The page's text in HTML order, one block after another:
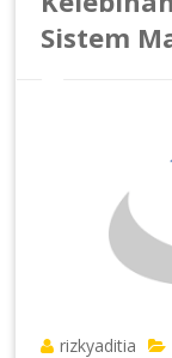
Sistem
rizkyaditia